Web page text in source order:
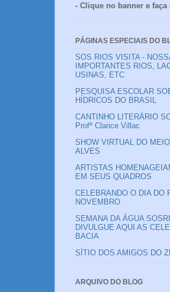
- Clique no banner e faça
PÁGINAS ESPECIAIS DO
SOS RIOS VISITA -
IMPORTANTES RIOS,
USINAS, ETC
PESQUISA ESCOLAR
HÍDRICOS DO BRASIL
CANTINHO LITERÁRIO
Profª Clarice Villac
SHOW VIRTUAL DO
ALVES
ARTISTAS
EM SEUS QUADROS
CELEBRANDO O DIA DO
NOVEMBRO
SEMANA DA ÁGUA
DIVULGUE AQUI AS
BACIA
SÍTIO DOS AMIGOS DO
ARQUIVO DO BLOG